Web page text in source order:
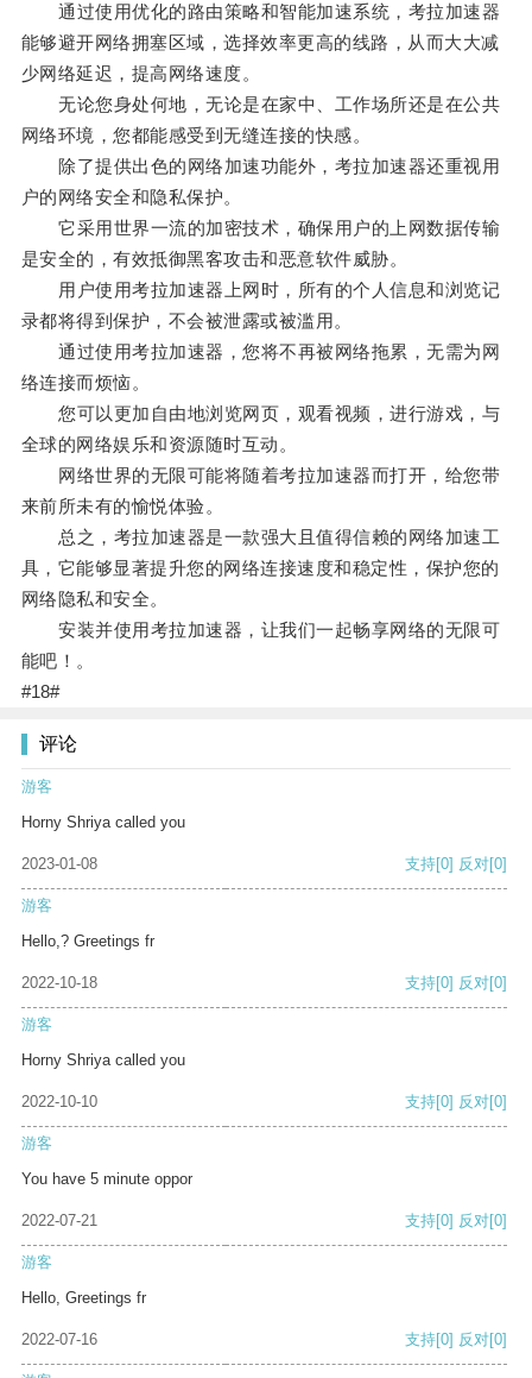
通过使用优化的路由策略和智能加速系统，考拉加速器
能够避开网络拥塞区域，选择效率更高的线路，从而大大减
少网络延迟，提高网络速度。
无论您身处何地，无论是在家中、工作场所还是在公共
网络环境，您都能感受到无缝连接的快感。
除了提供出色的网络加速功能外，考拉加速器还重视用
户的网络安全和隐私保护。
它采用世界一流的加密技术，确保用户的上网数据传输
是安全的，有效抵御黑客攻击和恶意软件威胁。
用户使用考拉加速器上网时，所有的个人信息和浏览记
录都将得到保护，不会被泄露或被滥用。
通过使用考拉加速器，您将不再被网络拖累，无需为网
络连接而烦恼。
您可以更加自由地浏览网页，观看视频，进行游戏，与
全球的网络娱乐和资源随时互动。
网络世界的无限可能将随着考拉加速器而打开，给您带
来前所未有的愉悦体验。
总之，考拉加速器是一款强大且值得信赖的网络加速工
具，它能够显著提升您的网络连接速度和稳定性，保护您的
网络隐私和安全。
安装并使用考拉加速器，让我们一起畅享网络的无限可
能吧！。
#18#
评论
游客
Horny Shriya called you
2023-01-08 支持[0] 反对[0]
游客
Hello,? Greetings fr
2022-10-18 支持[0] 反对[0]
游客
Horny Shriya called you
2022-10-10 支持[0] 反对[0]
游客
You have 5 minute oppor
2022-07-21 支持[0] 反对[0]
游客
Hello, Greetings fr
2022-07-16 支持[0] 反对[0]